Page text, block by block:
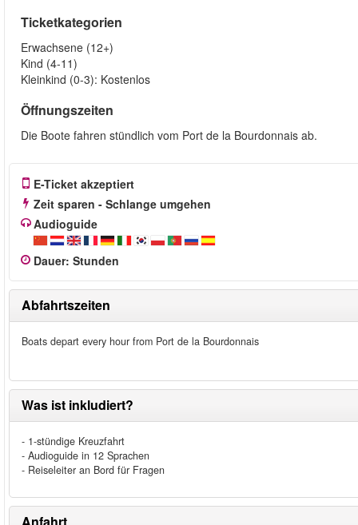
Ticketkategorien
Erwachsene (12+)
Kind (4-11)
Kleinkind (0-3): Kostenlos
Öffnungszeiten
Die Boote fahren stündlich vom Port de la Bourdonnais ab.
E-Ticket akzeptiert
Zeit sparen - Schlange umgehen
Audioguide
Dauer: Stunden
Abfahrtszeiten
Boats depart every hour from Port de la Bourdonnais
Was ist inkludiert?
- 1-stündige Kreuzfahrt
- Audioguide in 12 Sprachen
- Reiseleiter an Bord für Fragen